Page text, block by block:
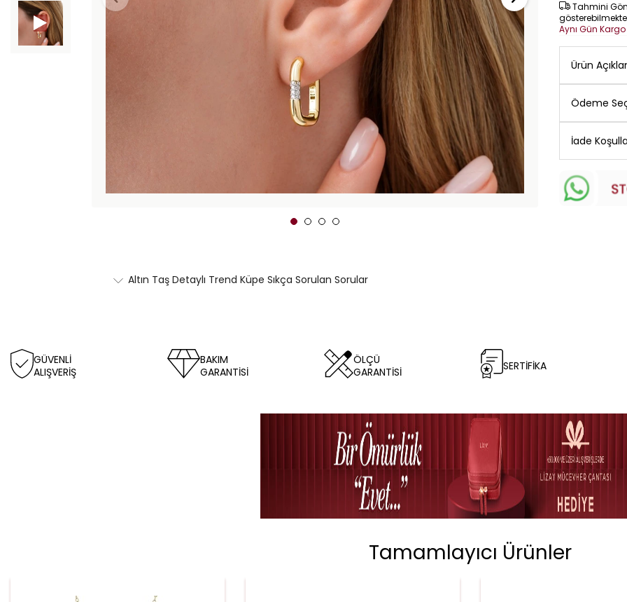
Tahmini
Aynı Gün Kargo
Ürün
Ödeme
İade
Altın Taş Detaylı Trend Küpe Sıkça Sorulan Sorular
GÜVENLİ
ALIŞVERİŞ
BAKIM
GARANTİSİ
ÖLÇÜ
GARANTİSİ
SERTİFİKA
Tamamlayıcı Ürünler